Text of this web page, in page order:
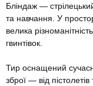
Бліндаж —
та навчання. У
велика
гвинтівок.
Тир оснащений
зброї — від